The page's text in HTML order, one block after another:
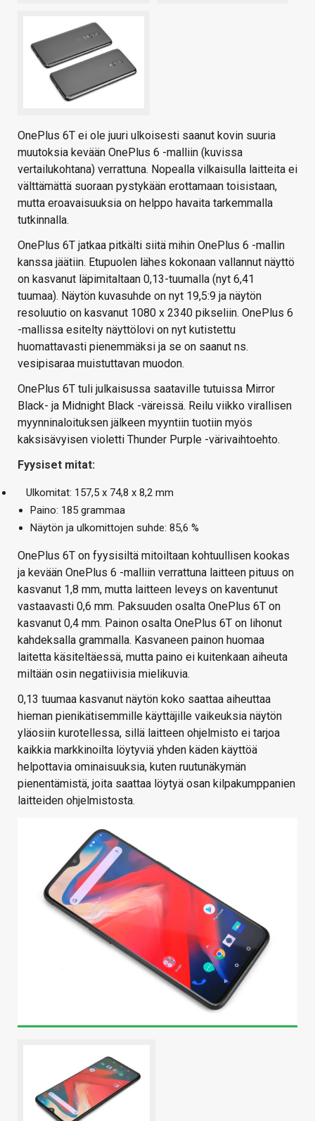
OnePlus 6T ei ole juuri ulkoisesti saanut kovin suuria
muutoksia kevään OnePlus 6 -malliin (kuvissa
vertailukohtana) verrattuna. Nopealla vilkaisulla laitteita ei
välttämättä suoraan pystykään erottamaan toisistaan,
mutta eroavaisuuksia on helppo havaita tarkemmalla
tutkinnalla.
OnePlus 6T jatkaa pitkälti siitä mihin OnePlus 6 -mallin
kanssa jäätiin. Etupuolen lähes kokonaan vallannut näyttö
on kasvanut läpimitaltaan 0,13-tuumalla (nyt 6,41
tuumaa). Näytön kuvasuhde on nyt 19,5:9 ja näytön
resoluutio on kasvanut 1080 x 2340 pikseliin. OnePlus 6
-mallissa esitelty näyttölovi on nyt kutistettu
huomattavasti pienemmäksi ja se on saanut ns.
vesipisaraa muistuttavan muodon.
OnePlus 6T tuli julkaisussa saataville tutuissa Mirror
Black- ja Midnight Black -väreissä. Reilu viikko virallisen
myynninaloituksen jälkeen myyntiin tuotiin myös
kaksisävyisen violetti Thunder Purple -värivaihtoehto.
Fyysiset mitat:
Ulkomitat: 157,5 x 74,8 x 8,2 mm
Paino: 185 grammaa
Näytön ja ulkomittojen suhde: 85,6 %
OnePlus 6T on fyysisiltä mitoiltaan kohtuullisen kookas
ja kevään OnePlus 6 -malliin verrattuna laitteen pituus on
kasvanut 1,8 mm, mutta laitteen leveys on kaventunut
vastaavasti 0,6 mm. Paksuuden osalta OnePlus 6T on
kasvanut 0,4 mm. Painon osalta OnePlus 6T on lihonut
kahdeksalla grammalla. Kasvaneen painon huomaa
laitetta käsiteltäessä, mutta paino ei kuitenkaan aiheuta
miltään osin negatiivisia mielikuvia.
0,13 tuumaa kasvanut näytön koko saattaa aiheuttaa
hieman pienikätisemmille käyttäjille vaikeuksia näytön
yläosiin kurotellessa, sillä laitteen ohjelmisto ei tarjoa
kaikkia markkinoilta löytyviä yhden käden käyttöä
helpottavia ominaisuuksia, kuten ruutunäkymän
pienentämistä, joita saattaa löytyä osan kilpakumppanien
laitteiden ohjelmistosta.